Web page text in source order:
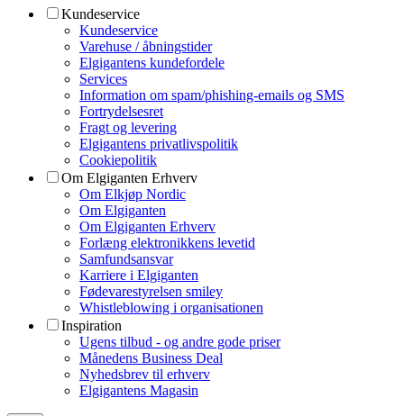
Kundeservice
Kundeservice
Varehuse / åbningstider
Elgigantens kundefordele
Services
Information om spam/phishing-emails og SMS
Fortrydelsesret
Fragt og levering
Elgigantens privatlivspolitik
Cookiepolitik
Om Elgiganten Erhverv
Om Elkjøp Nordic
Om Elgiganten
Om Elgiganten Erhverv
Forlæng elektronikkens levetid
Samfundsansvar
Karriere i Elgiganten
Fødevarestyrelsen smiley
Whistleblowing i organisationen
Inspiration
Ugens tilbud - og andre gode priser
Månedens Business Deal
Nyhedsbrev til erhverv
Elgigantens Magasin